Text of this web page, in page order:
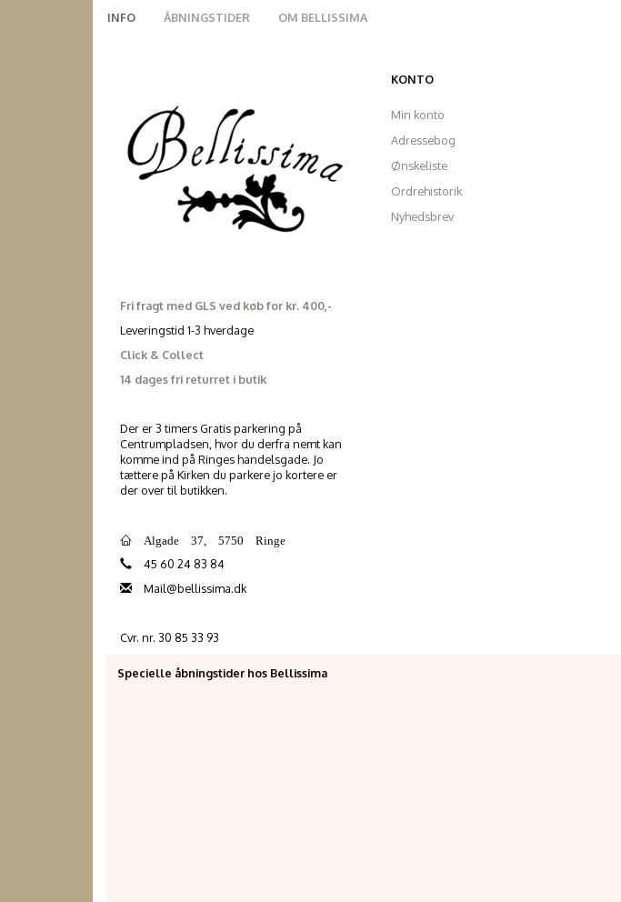
INFO ÅBNINGSTIDER OM BELLISSIMA
Fri fragt med GLS ved køb for kr. 400,-
Leveringstid 1-3 hverdage
Click & Collect
14 dages fri returret i butik
Der er 3 timers Gratis parkering på
Centrumpladsen, hvor du derfra nemt kan
komme ind på Ringes handelsgade. Jo
tættere på Kirken du parkere jo kortere er
der over til butikken.
Algade 37, 5750 Ringe
45 60 24 83 84
Mail@bellissima.dk
Cvr. nr. 30 85 33 93
KONTO
Min konto
Adressebog
Ønskeliste
Ordrehistorik
Nyhedsbrev
Specielle åbningstider hos Bellissima